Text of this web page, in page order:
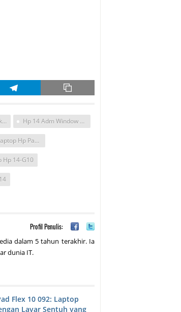
Https://www.spesifikasiharga.com/hp-14-G105au-Laptop-Windows-8-1-Prosesor-Amd-Dengan-Harga-Terjangkau/ Hp 14 Adm Window 8.1
Harga Laptop Hp Pavilion 450
Hp 14-G10
Profil Penulis:
dalam 5 tahun terakhir. Ia
dunia IT.
Flex 10 092: Laptop
Layar Sentuh yang